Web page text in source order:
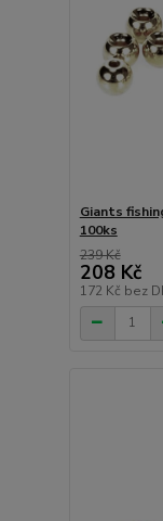
Giants
100ks
239 Kč
208 Kč
172 Kč bez